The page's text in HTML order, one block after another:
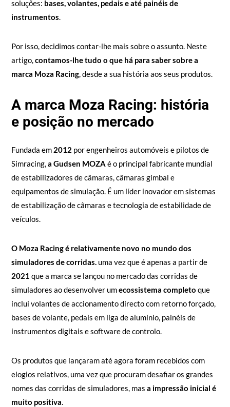
soluções: bases, volantes, pedais e até painéis de
instrumentos.
Por isso, decidimos contar-lhe mais sobre o assunto. Neste
artigo,contamos-lhe tudo o que há para saber sobre a
marca Moza Racing, desde a sua história aos seus produtos.
A marca Moza Racing: história
e posição no mercado
Fundada em 2012 por engenheiros automóveis e pilotos de
Simracing,a Gudsen MOZA é o principal fabricante mundial
de estabilizadores de câmaras, câmaras gimbal e
equipamentos de simulação. É um líder inovador em sistemas
de estabilização de câmaras e tecnologia de estabilidade de
veículos.
O Moza Racing é relativamente novo no mundo dos
simuladores de corridas.uma vez que é apenas a partir de
2021 que a marca se lançou no mercado das corridas de
simuladores ao desenvolver umecossistema completo que
inclui volantes de accionamento directo com retorno forçado,
bases de volante, pedais em liga de alumínio, painéis de
instrumentos digitais e software de controlo.
Os produtos que lançaram até agora foram recebidos com
elogios relativos, uma vez que procuram desafiar os grandes
nomes das corridas de simuladores, mas a impressão inicial é
muito positiva.